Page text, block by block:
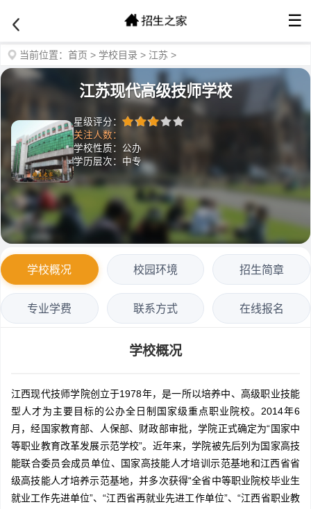
☰
当前位置： 首页 > 学校目录 > 江苏 >
江苏现代高级技师学校
星级评分：
关注人数：
学校性质：公办
学历层次：中专
学校概况 校园环境 招生简章
专业学费 联系方式 在线报名
学校概况
江西现代技师学院创立于1978年，是一所以培养中、高级职业技能
型人才为主要目标的公办全日制国家级重点职业院校。2014年6
月，经国家教育部、人保部、财政部审批，学院正式确定为“国家中
等职业教育改革发展示范学校”。近年来，学院被先后列为国家高技
能联合委员会成员单位、国家高技能人才培训示范基地和江西省省
级高技能人才培养示范基地，并多次获得“全省中等职业院校毕业生
就业工作先进单位”、“江西省再就业先进工作单位”、“江西省职业教